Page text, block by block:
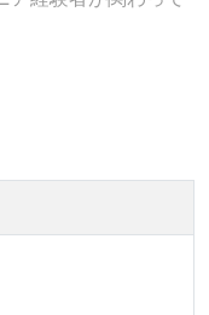
ークフローの標準
て、エンジニアリ
いる